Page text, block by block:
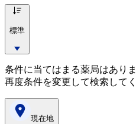
標準
条件に当てはまる薬局はあり
再度条件を変更して検索してく
現在地